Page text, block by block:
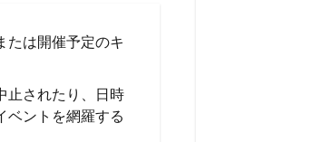
たは開催予定のキ
止されたり、日時
ベントを網羅する